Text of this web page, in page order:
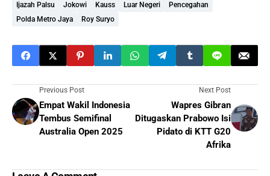
Ijazah Palsu Jokowi Kauss Luar Negeri
Pencegahan
Polda Metro Jaya
Roy Suryo
Previous Post
Empat Wakil Indonesia
Tembus Semifinal
Australia Open 2025
Next Post
Wapres Gibran
Ditugaskan Prabowo Isi
Pidato di KTT G20
Afrika